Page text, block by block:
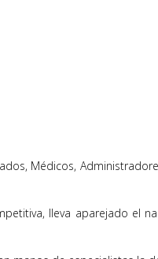
Médicos,
lleva aparejado el